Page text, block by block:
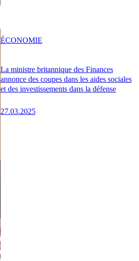
La ministre britannique des Finances
annonce des coupes dans les aides sociales
et des investissements dans la défense
27.03.2025
ÉCONOMIE